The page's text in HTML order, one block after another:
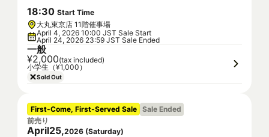
18:30 Start Time
大丸東京店 11階催事場
April 4, 2026 10:00 JST Sale Start
April 24, 2026 23:59 JST Sale Ended
一般
¥2,000(tax included)
小学生（¥1,000）
Sold Out
First-Come, First-Served Sale Sale Ended
前売り
April25,2026 (Saturday)